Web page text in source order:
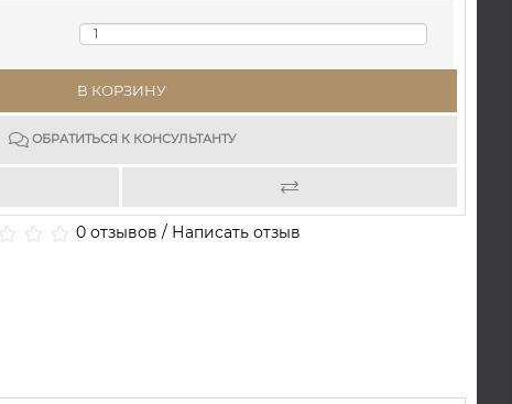
В КОРЗИНУ
ОБРАТИТЬСЯ К КОНСУЛЬТАНТУ
0 отзывов / Написать отзыв